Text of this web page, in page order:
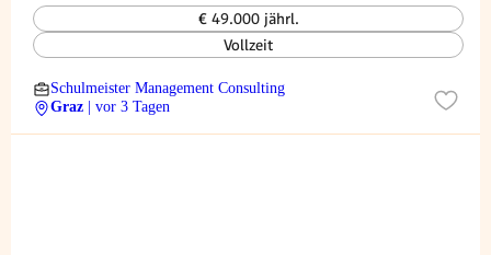
€ 49.000 jährl.
Vollzeit
Schulmeister Management Consulting
Graz
| vor 3 Tagen